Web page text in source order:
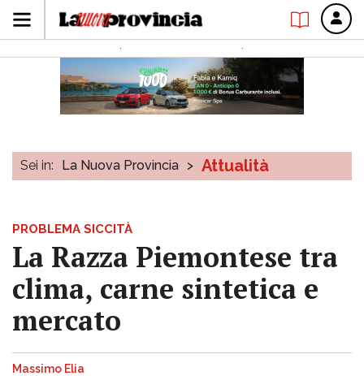
Sei in: La Nuova Provincia > Attualità
PROBLEMA SICCITÀ
La Razza Piemontese tra
clima, carne sintetica e
mercato
Massimo Elia